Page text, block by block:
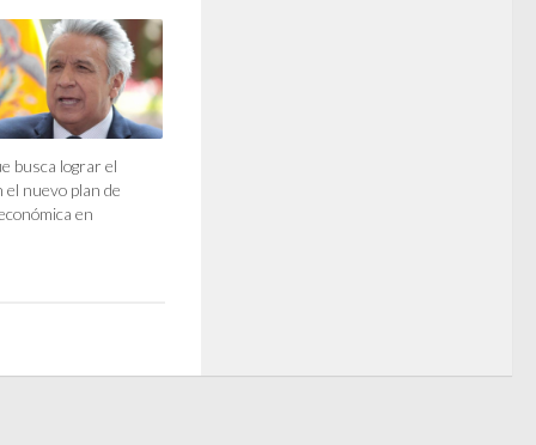
busca lograr el
el nuevo plan de
en